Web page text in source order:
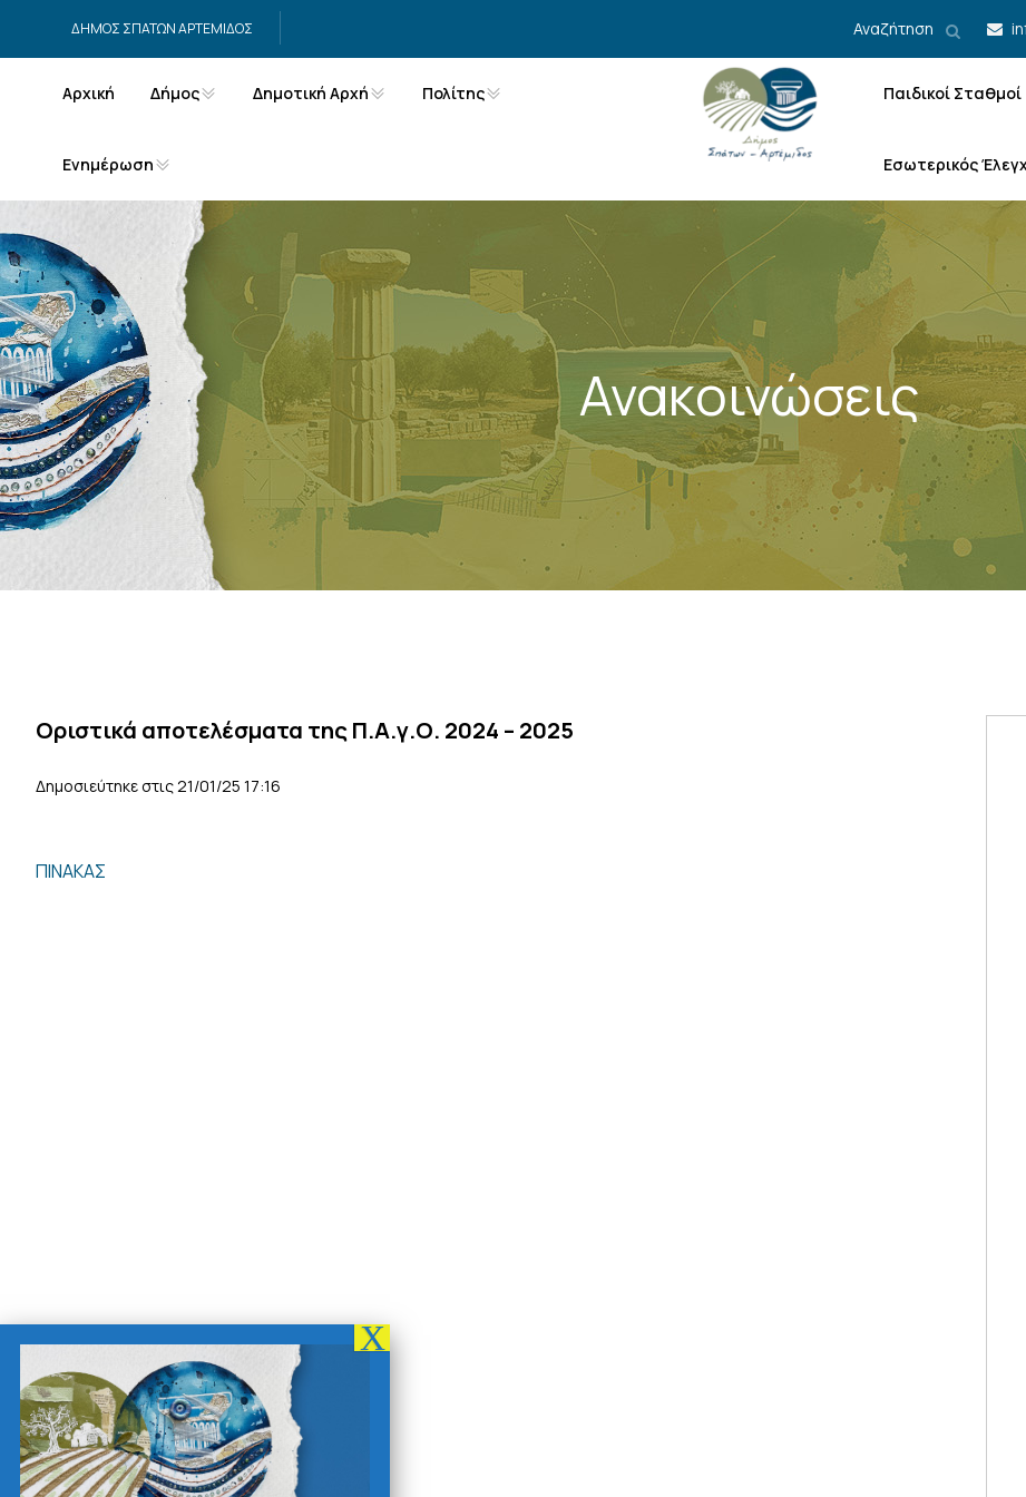
ΔΗΜΟΣ ΣΠΑΤΩΝ ΑΡΤΕΜΙΔΟΣ Αναζήτηση
Αρχική Δήμος Δημοτική Αρχή Πολίτης
Ενημέρωση
Παιδικοί Σταθμοί
Εσωτερικός
Ανακοινώσεις
Οριστικά αποτελέσματα της Π.Α.γ.Ο. 2024 – 2025
Δημοσιεύτηκε στις 21/01/25 17:16
ΠΙΝΑΚΑΣ